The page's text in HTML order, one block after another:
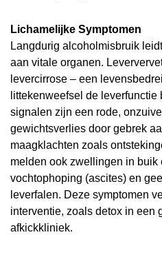
Lichamelijke Symptomen
Langdurig alcoholmisbruik
aan vitale organen.
levercirrose – een
littekenweefsel de
signalen zijn een rode,
gewichtsverlies door gebrek
maagklachten zoals
melden ook zwellingen in buik
vochtophoping (ascites) en
leverfalen. Deze symptomen
interventie, zoals detox in een
afkickkliniek.